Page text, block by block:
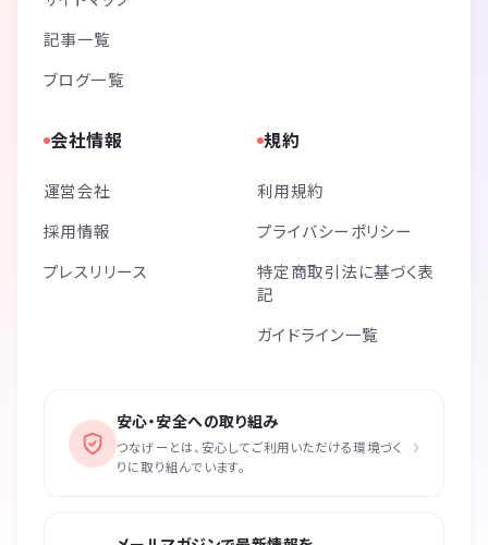
記事一覧
ブログ一覧
会社情報
運営会社
採用情報
プレスリリース
規約
利用規約
プライバシーポリシー
特定商取引法に基づく表
記
ガイドライン一覧
安心・安全への取り組み
つなげーとは、安心してご利用いただける環境づく
りに取り組んでいます。
›